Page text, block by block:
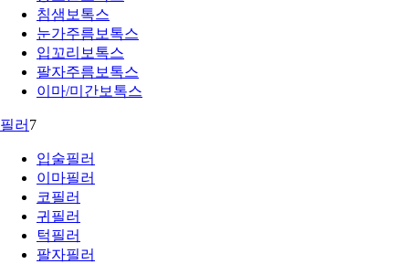
침샘보톡스
눈가주름보톡스
입꼬리보톡스
팔자주름보톡스
이마/미간보톡스
필러 7
입술필러
이마필러
코필러
귀필러
턱필러
팔자필러